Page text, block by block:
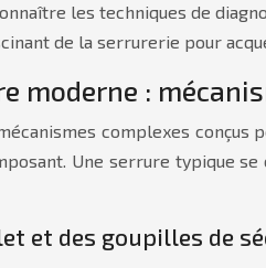
les techniques de
de la serrurerie pour
moderne :
complexes
Une serrure typique
et des goupilles de